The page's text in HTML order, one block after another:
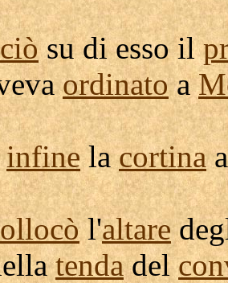
su di esso il
ordinatoa
infinelacortina
l'altare
tendadel